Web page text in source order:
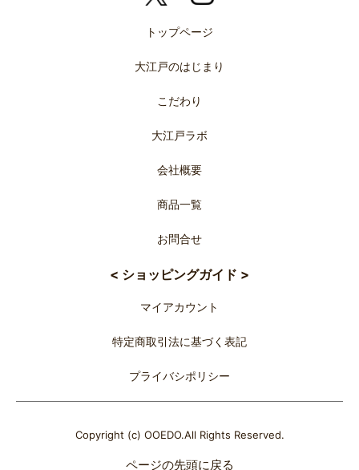
トップページ
大江戸のはじまり
こだわり
大江戸ラボ
会社概要
商品一覧
お問合せ
< ショッピングガイド >
マイアカウント
特定商取引法に基づく表記
プライバシポリシー
Copyright (c) OOEDO.All Rights Reserved.
ページの先頭に戻る